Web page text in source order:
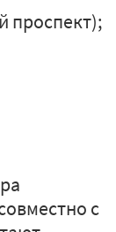
проспект);
с